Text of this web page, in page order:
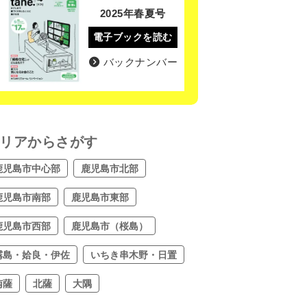
2025年春夏号
電子ブックを読む
バックナンバー
アからさがす
児島市中心部 鹿児島市北部
児島市南部 鹿児島市東部
児島市西部 鹿児島市（桜島）
島・姶良・伊佐 いちき串木野・日置
薩 北薩 大隅